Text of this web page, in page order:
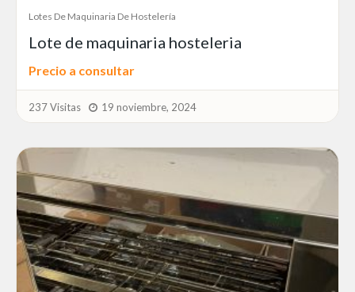
Lotes De Maquinaria De Hostelería
Lote de maquinaria hosteleria
Precio a consultar
237 Visitas 19 noviembre, 2024